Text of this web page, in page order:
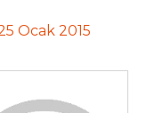
Ocak 2015